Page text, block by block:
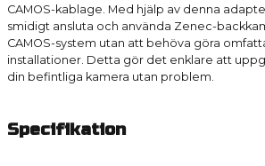
CAMOS-kablage. Med hjälp av denna
smidigt ansluta och använda Zenec-
CAMOS-system utan att behöva göra
installationer. Detta gör det enklare att
din befintliga kamera utan problem.
Specifikation